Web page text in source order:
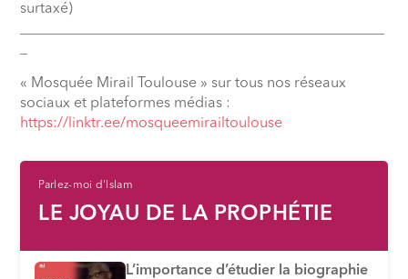
surtaxé)
« Mosquée Mirail Toulouse » sur tous nos réseaux
sociaux et plateformes médias :
⁠https://linktr.ee/mosqueemirailtoulouse
Parlez-moi d'Islam
LE JOYAU DE LA PROPHÉTIE
L’importance d’étudier la biographie